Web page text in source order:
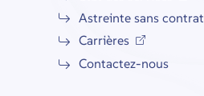
Astreinte sans contrat
Carrières
Contactez-nous